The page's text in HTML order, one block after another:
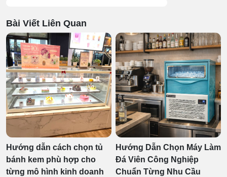
Bài Viết Liên Quan
Hướng dẫn cách chọn tủ
bánh kem phù hợp cho
từng mô hình kinh doanh
Hướng Dẫn Chọn Máy Làm
Đá Viên Công Nghiệp
Chuẩn Từng Nhu Cầu